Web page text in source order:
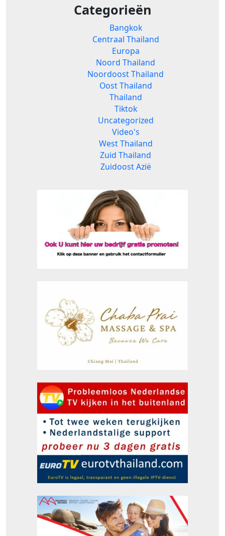
Categorieën
Bangkok
Centraal Thailand
Europa
Noord Thailand
Noordoost Thailand
Oost Thailand
Thailand
Tiktok
Uncategorized
Video's
West Thailand
Zuid Thailand
Zuidoost Azië